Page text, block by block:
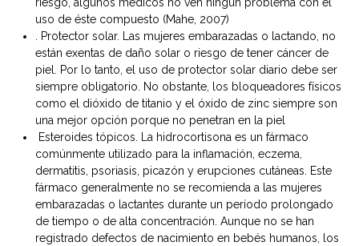
uso de éste compuesto (Mahe, 2007)
. Protector solar. Las mujeres embarazadas o lactando, no
están exentas de daño solar o riesgo de tener cáncer de
piel. Por lo tanto, el uso de protector solar diario debe ser
siempre obligatorio. No obstante, los bloqueadores físicos
como el dióxido de titanio y el óxido de zinc siempre son
una mejor opción porque no penetran en la piel
Esteroides tópicos. La hidrocortisona es un fármaco
comúnmente utilizado para la inflamación, eczema,
dermatitis, psoriasis, picazón y erupciones cutáneas. Este
fármaco generalmente no se recomienda a las mujeres
embarazadas o lactantes durante un período prolongado
de tiempo o de alta concentración. Aunque no se han
registrado defectos de nacimiento en bebés humanos, los